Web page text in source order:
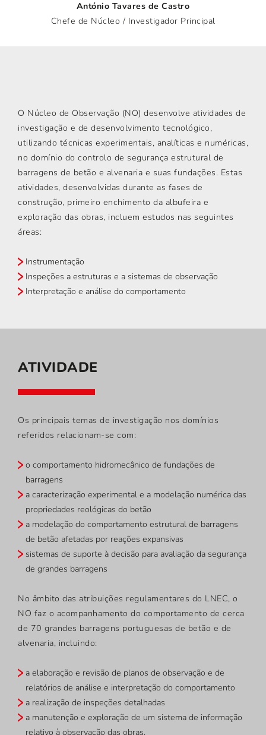
António Tavares de Castro
Chefe de Núcleo / Investigador Principal
O Núcleo de Observação (NO) desenvolve atividades de
investigação e de desenvolvimento tecnológico,
utilizando técnicas experimentais, analíticas e numéricas,
no domínio do controlo de segurança estrutural de
barragens de betão e alvenaria e suas fundações. Estas
atividades, desenvolvidas durante as fases de
construção, primeiro enchimento da albufeira e
exploração das obras, incluem estudos nas seguintes
áreas:
Instrumentação
Inspeções a estruturas e a sistemas de observação
Interpretação e análise do comportamento
ATIVIDADE
Os principais temas de investigação nos domínios
referidos relacionam-se com:
o comportamento hidromecânico de fundações de
barragens
a caracterização experimental e a modelação numérica das
propriedades reológicas do betão
a modelação do comportamento estrutural de barragens
de betão afetadas por reações expansivas
sistemas de suporte à decisão para avaliação da segurança
de grandes barragens
No âmbito das atribuições regulamentares do LNEC, o
NO faz o acompanhamento do comportamento de cerca
de 70 grandes barragens portuguesas de betão e de
alvenaria, incluindo:
a elaboração e revisão de planos de observação e de
relatórios de análise e interpretação do comportamento
a realização de inspeções detalhadas
a manutenção e exploração de um sistema de informação
relativo à observação das obras.